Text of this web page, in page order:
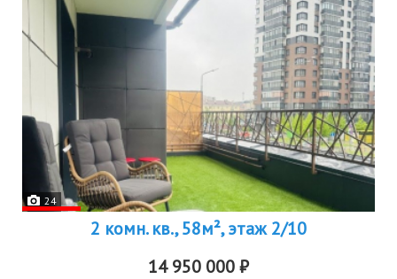
24
2 комн. кв., 58м², этаж 2/10
14 950 000 ₽